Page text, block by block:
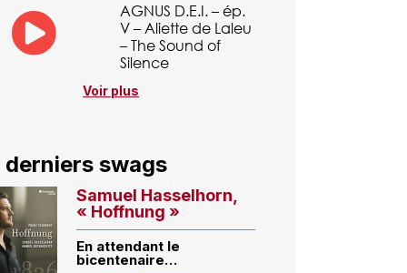
AGNUS D.E.I. – ép.
V – Aliette de Laleu
– The Sound of
Silence
Voir plus
derniers swags
Samuel Hasselhorn,
« Hoffnung »
En attendant le
bicentenaire…